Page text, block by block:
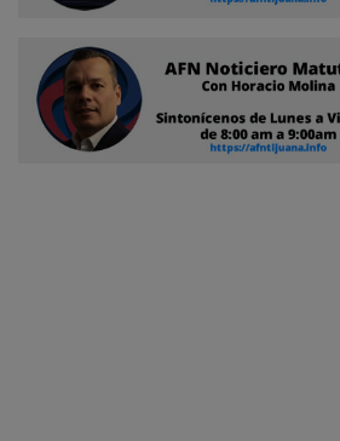
Contacto
Reportero
Ciudadano